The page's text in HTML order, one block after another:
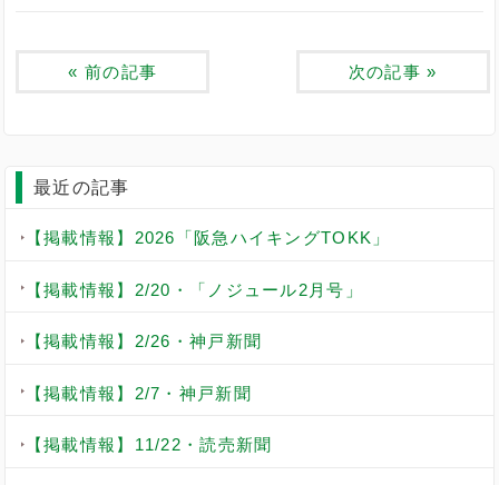
« 前の記事 次の記事 »
最近の記事
【掲載情報】2026「阪急ハイキングTOKK」
【掲載情報】2/20・「ノジュール2月号」
【掲載情報】2/26・神戸新聞
【掲載情報】2/7・神戸新聞
【掲載情報】11/22・読売新聞